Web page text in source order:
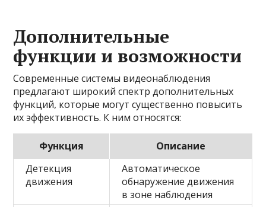
Дополнительные
функции и возможности
Современные системы видеонаблюдения
предлагают широкий спектр дополнительных
функций, которые могут существенно повысить
их эффективность. К ним относятся:
Функция
Описание
Детекция
движения
Автоматическое
обнаружение движения
в зоне наблюдения